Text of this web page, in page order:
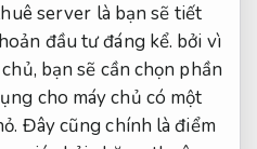
server là bạn sẽ tiết
đầu tư đáng kể. bởi vì
bạn sẽ cần chọn phần
cho máy chủ có một
Đây cũng chính là điểm